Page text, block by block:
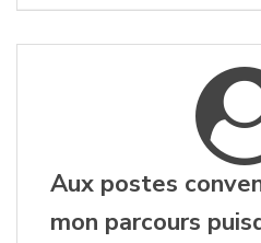
Aux postes
mon parcours